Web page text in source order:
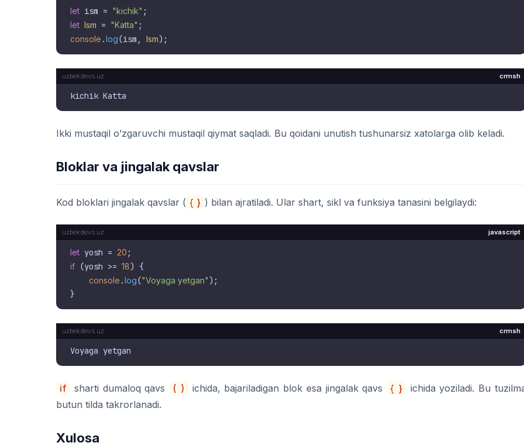
let ism = "kichik"
let Ism = "Katta"
console .log(ism, Ism
crmsh
Ikki mustaqil o’zgaruvchi mustaqil qiymat saqladi. Bu qoidani unutish tushunarsiz xatolarga olib keladi.
Bloklar va jingalak qavslar
Kod bloklari jingalak qavslar ( { } ) bilan ajratiladi. Ular shart, sikl va funksiya tanasini belgilaydi:
javascript
let yosh = 20
if (yosh >= 18) {
console .log("Voyaga yetgan");
crmsh
if sharti dumaloq qavs ( ) ichida, bajariladigan blok esa jingalak qavs { }
ichida yoziladi. Bu
butun tilda takrorlanadi.
Xulosa